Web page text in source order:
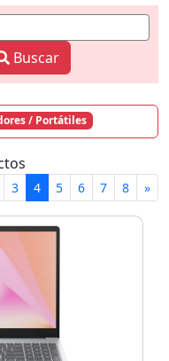
Buscar
/ Portátiles
3 4 5 6 7 8 »